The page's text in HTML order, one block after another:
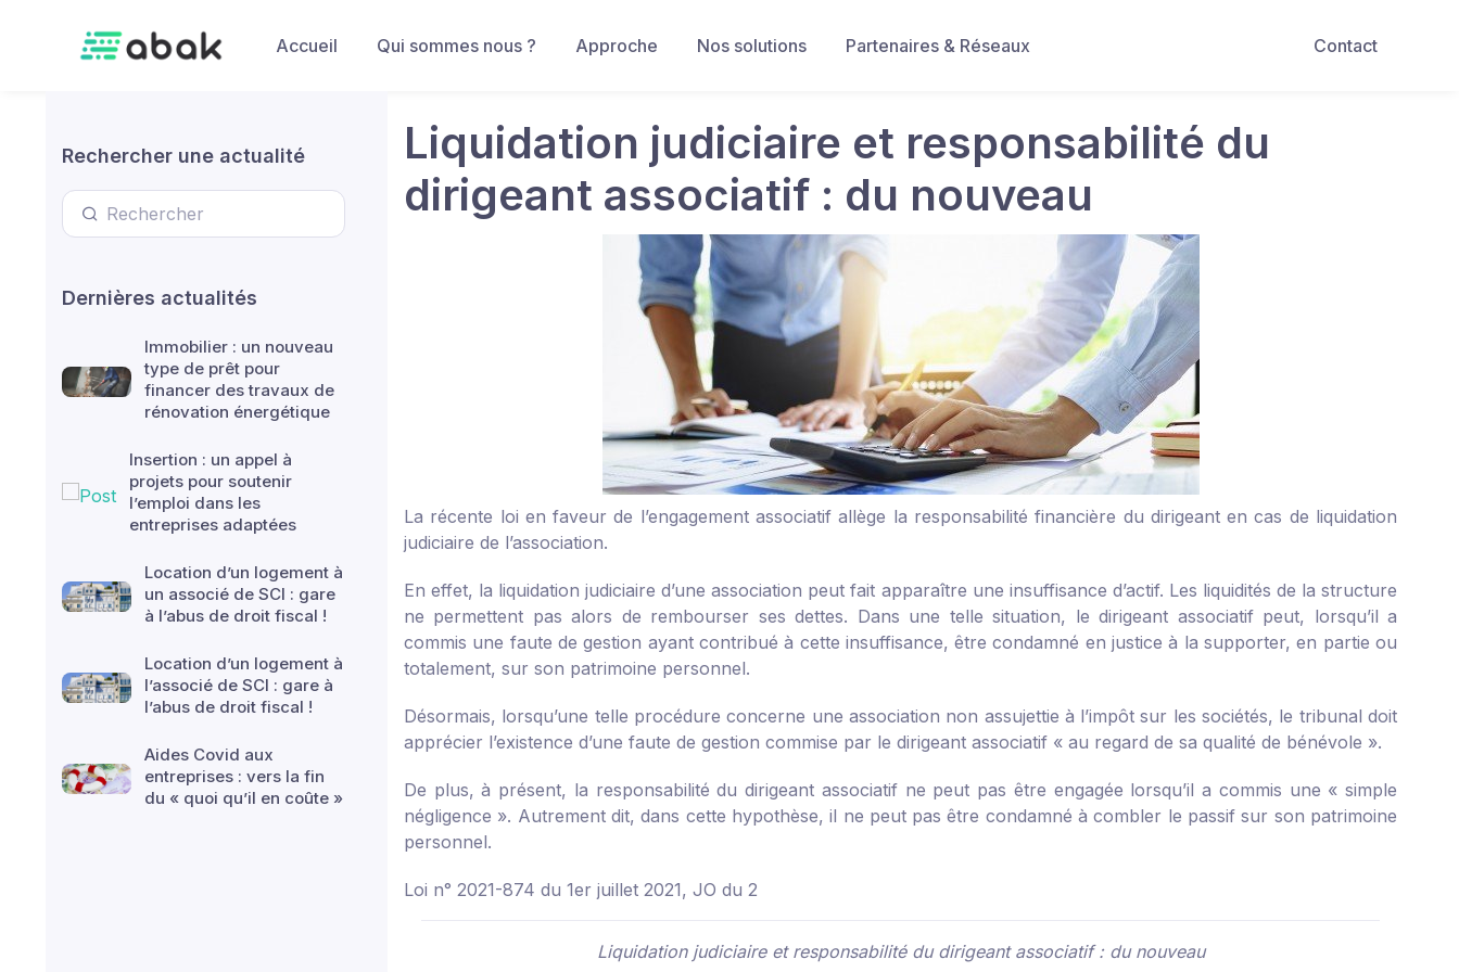
Contact
Accueil Qui sommes nous ? Approche Nos solutions Partenaires & Réseaux
Rechercher une actualité
Dernières actualités
Immobilier : un nouveau
type de prêt pour
financer des travaux de
rénovation énergétique
Insertion : un appel à
projets pour soutenir
l’emploi dans les
entreprises adaptées
Location d’un logement à
un associé de SCI : gare
à l’abus de droit fiscal !
Location d’un logement à
l’associé de SCI : gare à
l’abus de droit fiscal !
Aides Covid aux
entreprises : vers la fin
du « quoi qu’il en coûte »
Liquidation judiciaire et responsabilité du
dirigeant associatif : du nouveau
La récente loi en faveur de l’engagement associatif allège la responsabilité financière du dirigeant en cas de liquidation
judiciaire de l’association.
En effet, la liquidation judiciaire d’une association peut fait apparaître une insuffisance d’actif. Les liquidités de la structure
ne permettent pas alors de rembourser ses dettes. Dans une telle situation, le dirigeant associatif peut, lorsqu’il a
commis une faute de gestion ayant contribué à cette insuffisance, être condamné en justice à la supporter, en partie ou
totalement, sur son patrimoine personnel.
Désormais, lorsqu’une telle procédure concerne une association non assujettie à l’impôt sur les sociétés, le tribunal doit
apprécier l’existence d’une faute de gestion commise par le dirigeant associatif « au regard de sa qualité de bénévole ».
De plus, à présent, la responsabilité du dirigeant associatif ne peut pas être engagée lorsqu’il a commis une « simple
négligence ». Autrement dit, dans cette hypothèse, il ne peut pas être condamné à combler le passif sur son patrimoine
personnel.
Loi n° 2021-874 du 1er juillet 2021, JO du 2
Liquidation judiciaire et responsabilité du dirigeant associatif : du nouveau